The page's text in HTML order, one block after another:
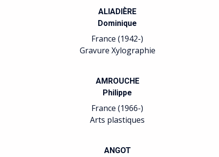
ALIADIÈRE
Dominique
France (1942-)
Gravure Xylographie
AMROUCHE
Philippe
France (1966-)
Arts plastiques
ANGOT